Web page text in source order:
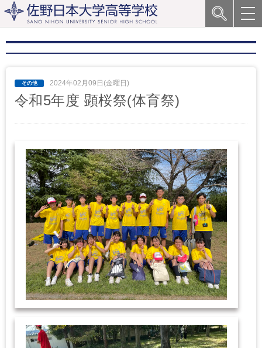
2024年02月09日(金曜日)
令和5年度 顕桜祭(体育祭)